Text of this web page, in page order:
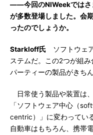
――今回のNIWeekではさ
が多数登場しました。会
ったのでしょうか。
Starkloff氏 ソフトウェ
ステムだ。この2つが組
パーティーの製品がきち
日常使う製品や装置は
「ソフトウェア中心（
centric）」に変わってい
自動車はもちろん、携帯